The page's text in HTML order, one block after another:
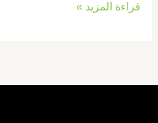
قراءة المزيد »